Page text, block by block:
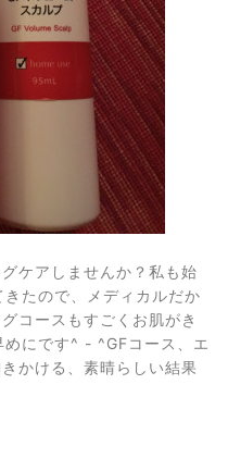
ケアしませんか？私も始
たので、メディカルだか
コースもすごくお肌がき
にです^ - ^GFコース、エ
かける、素晴らしい結果